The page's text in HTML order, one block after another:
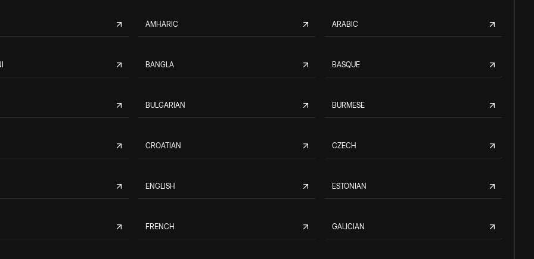
AMHARIC ARABIC
BANGLA BASQUE
BULGARIAN BURMESE
CROATIAN CZECH
ENGLISH ESTONIAN
FRENCH GALICIAN